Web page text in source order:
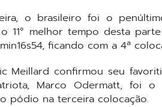
o brasileiro foi o
o 11° melhor tempo desta
ficando com a 4ª
Meillard confirmou seu
Marco Odermatt, foi
pódio na terceira colocação.